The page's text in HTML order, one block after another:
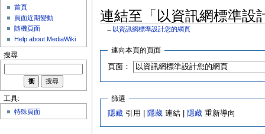
連結至「以資訊網標準設
← 以資訊網標準設計您的網頁
連向本頁的頁面
頁面：
篩選
隱藏 引用 | 隱藏 連結 | 隱藏 重新導向
首頁
頁面近期變動
隨機頁面
Help about MediaWiki
搜尋
工具:
特殊頁面